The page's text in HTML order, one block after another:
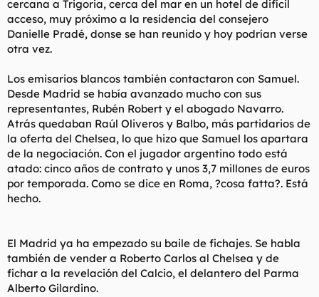
cercana a Trigoria, cerca del mar en un hotel de difícil
acceso, muy próximo a la residencia del consejero
Danielle Pradé, donse se han reunido y hoy podrían verse
otra vez.
Los emisarios blancos también contactaron con Samuel.
Desde Madrid se había avanzado mucho con sus
representantes, Rubén Robert y el abogado Navarro.
Atrás quedaban Raúl Oliveros y Balbo, más partidarios de
la oferta del Chelsea, lo que hizo que Samuel los apartara
de la negociación. Con el jugador argentino todo está
atado: cinco años de contrato y unos 3,7 millones de euros
por temporada. Como se dice en Roma, ?cosa fatta?. Está
hecho.
El Madrid ya ha empezado su baile de fichajes. Se habla
también de vender a Roberto Carlos al Chelsea y de
fichar a la revelación del Calcio, el delantero del Parma
Alberto Gilardino.